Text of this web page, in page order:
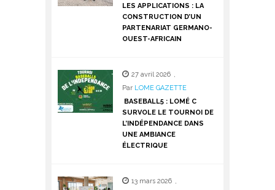
LES APPLICATIONS : LA
CONSTRUCTION D’UN
PARTENARIAT GERMANO-
OUEST-AFRICAIN
27 avril 2026 ,
Par LOME GAZETTE
BASEBALL5 : LOMÉ C
SURVOLE LE TOURNOI DE
L’INDÉPENDANCE DANS
UNE AMBIANCE
ÉLECTRIQUE
13 mars 2026 ,